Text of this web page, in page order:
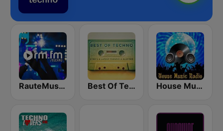
RauteMusik - TECHNO Best Of Techno House Music Radio